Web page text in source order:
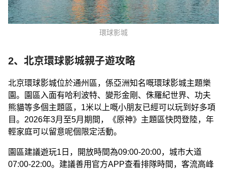
環球影城
2、北京環球影城親子遊攻略
北京環球影城位於通州區，係亞洲知名嘅環球影城主題樂
園。園區入面有哈利波特、變形金剛、侏羅紀世界、功夫
熊貓等多個主題區，1米以上嘅小朋友已經可以玩到好多項
目。2026年3月至5月期間，《原神》主題區快閃登陸，年
輕家庭可以留意呢個限定活動。
園區建議遊玩1日，開放時間為09:00-20:00，城市大道
07:00-22:00。建議善用官方APP查看排隊時間，客流高峰